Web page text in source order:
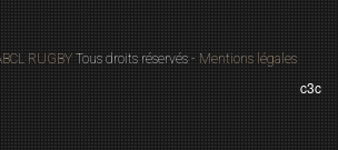
RUGBYTous droits réservés - Mentions légales
c3c